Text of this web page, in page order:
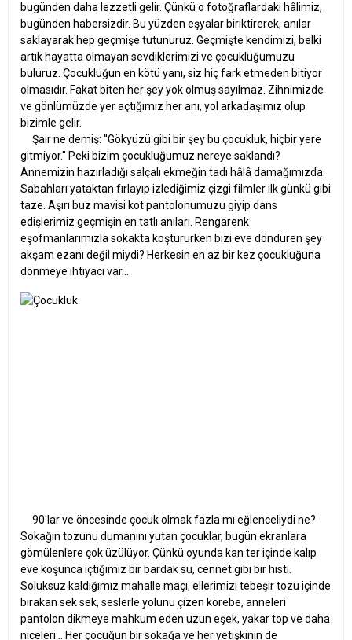
bugünden daha lezzetli gelir. Çünkü o fotoğraflardaki hâlimiz,
bugünden habersizdir. Bu yüzden eşyalar biriktirerek, anılar
saklayarak hep geçmişe tutunuruz. Geçmişte kendimizi, belki
artık hayatta olmayan sevdiklerimizi ve çocukluğumuzu
buluruz. Çocukluğun en kötü yanı, siz hiç fark etmeden bitiyor
olmasıdır. Fakat biten her şey yok olmuş sayılmaz. Zihnimizde
ve gönlümüzde yer açtığımız her anı, yol arkadaşımız olup
bizimle gelir.
Şair ne demiş: ''Gökyüzü gibi bir şey bu çocukluk, hiçbir yere
gitmiyor.'' Peki bizim çocukluğumuz nereye saklandı?
Annemizin hazırladığı salçalı ekmeğin tadı hâlâ damağımızda.
Sabahları yataktan fırlayıp izlediğimiz çizgi filmler ilk günkü gibi
taze. Aşırı buz mavisi kot pantolonumuzu giyip dans
edişlerimiz geçmişin en tatlı anıları. Rengarenk
eşofmanlarımızla sokakta koştururken bizi eve döndüren şey
akşam ezanı değil miydi? Herkesin en az bir kez çocukluğuna
dönmeye ihtiyacı var...
90'lar ve öncesinde çocuk olmak fazla mı eğlenceliydi ne?
Sokağın tozunu dumanını yutan çocuklar, bugün ekranlara
gömülenlere çok üzülüyor. Çünkü oyunda kan ter içinde kalıp
eve koşunca içtiğimiz bir bardak su, cennet gibi bir histi.
Soluksuz kaldığımız mahalle maçı, ellerimizi tebeşir tozu içinde
bırakan sek sek, seslerle yolunu çizen körebe, anneleri
pantolon dikmeye mahkum eden uzun eşek, yakar top ve daha
niceleri... Her çocuğun bir sokağa ve her yetişkinin de